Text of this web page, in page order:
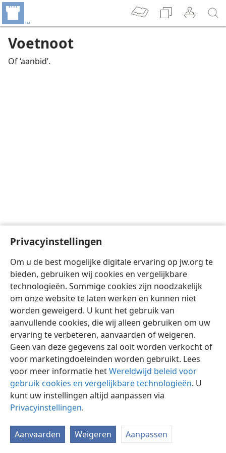
Privacyinstellingen
Om u de best mogelijke digitale ervaring op jw.org te
bieden, gebruiken wij cookies en vergelijkbare
technologieën. Sommige cookies zijn noodzakelijk
om onze website te laten werken en kunnen niet
worden geweigerd. U kunt het gebruik van
aanvullende cookies, die wij alleen gebruiken om uw
ervaring te verbeteren, aanvaarden of weigeren.
Geen van deze gegevens zal ooit worden verkocht of
voor marketingdoeleinden worden gebruikt. Lees
voor meer informatie hetWereldwijd beleid voor
gebruik cookies en vergelijkbare technologieën. U
kunt uw instellingen altijd aanpassen via
Privacyinstellingen.
Aanvaarden Weigeren Aanpassen
Voetnoot
Of ‘aanbid’.
Nederlands Instellingen
Copyright © 2026 Watch Tower Bible and Tract Society of Pennsylvania
Gebruiksvoorwaarden Privacybeleid
JW.ORG
Inloggen